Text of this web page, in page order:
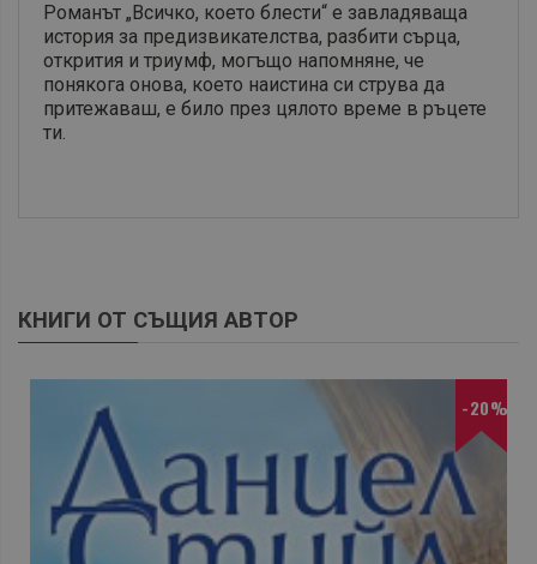
Романът „Всичко, което блести“ е завладяваща
история за предизвикателства, разбити сърца,
открития и триумф, могъщо напомняне, че
понякога онова, което наистина си струва да
притежаваш, е било през цялото време в ръцете
ти.
КНИГИ ОТ СЪЩИЯ АВТОР
-20%